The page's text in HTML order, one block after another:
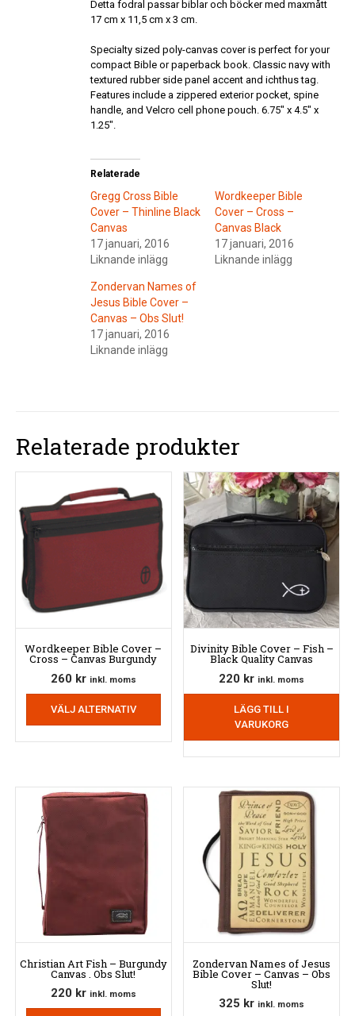
Detta fodral passar biblar och böcker med maxmått
17 cm x 11,5 cm x 3 cm.
Specialty sized poly-canvas cover is perfect for your
compact Bible or paperback book. Classic navy with
textured rubber side panel accent and ichthus tag.
Features include a zippered exterior pocket, spine
handle, and Velcro cell phone pouch. 6.75″ x 4.5″ x
1.25″.
Relaterade
Gregg Cross Bible
Cover – Thinline Black
Canvas
17 januari, 2016
Liknande inlägg
Wordkeeper Bible
Cover – Cross –
Canvas Black
17 januari, 2016
Liknande inlägg
Zondervan Names of
Jesus Bible Cover –
Canvas – Obs Slut!
17 januari, 2016
Liknande inlägg
Relaterade produkter
Wordkeeper Bible Cover –
Cross – Canvas Burgundy
260 kr inkl. moms
VÄLJ ALTERNATIV
Den
produkten
har
De
produktsidan
Divinity Bible Cover – Fish –
Black Quality Canvas
220 kr inkl. moms
LÄGG TILL I
VARUKORG
Christian Art Fish – Burgundy
Canvas . Obs Slut!
220 kr inkl. moms
Den
Zondervan Names of Jesus
Bible Cover – Canvas – Obs
Slut!
325 kr inkl. moms